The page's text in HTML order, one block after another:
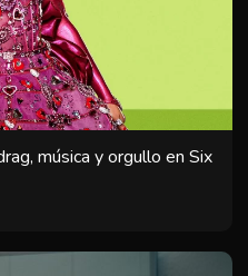
música y orgullo en Six